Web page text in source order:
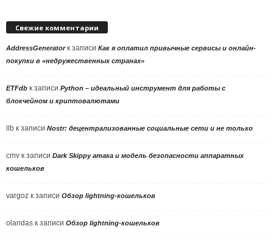
Свежие комментарии
AddressGeneratorк записи Как я оплатил привычные сервисы и онлайн-
покупки в «недружественных странах»
ETFdb к записи Python – идеальный инструмент для работы с
блокчейном и криптовалютами
llb к записи Nostr: децентрализованные социальные сети и не только
cmv к записи Dark Skippy атака и модель безопасности аппаратных
кошельков
vargoz к записи Обзор lightning-кошельков
olandas к записи Обзор lightning-кошельков